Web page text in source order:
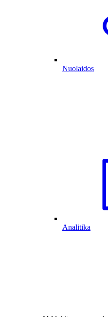
Nuolaidos
Analitika